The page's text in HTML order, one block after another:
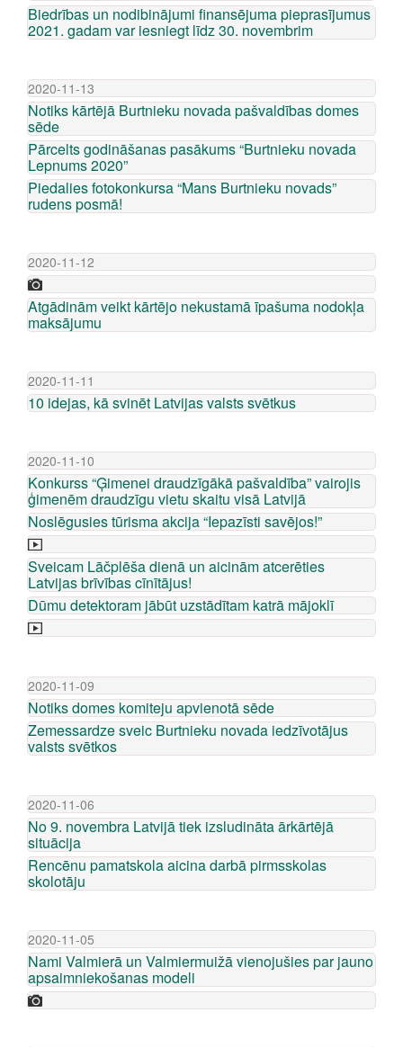
Biedrības un nodibinājumi finansējuma pieprasījumus
2021. gadam var iesniegt līdz 30. novembrim
2020-11-13
Notiks kārtējā Burtnieku novada pašvaldības domes
sēde
Pārcelts godināšanas pasākums “Burtnieku novada
Lepnums 2020”
Piedalies fotokonkursa “Mans Burtnieku novads”
rudens posmā!
2020-11-12
Atgādinām veikt kārtējo nekustamā īpašuma nodokļa
maksājumu
2020-11-11
10 idejas, kā svinēt Latvijas valsts svētkus
2020-11-10
Konkurss “Ģimenei draudzīgākā pašvaldība” vairojis
ģimenēm draudzīgu vietu skaitu visā Latvijā
Noslēgusies tūrisma akcija “Iepazīsti savējos!”
Sveicam Lāčplēša dienā un aicinām atcerēties
Latvijas brīvības cīnītājus!
Dūmu detektoram jābūt uzstādītam katrā mājoklī
2020-11-09
Notiks domes komiteju apvienotā sēde
Zemessardze sveic Burtnieku novada iedzīvotājus
valsts svētkos
2020-11-06
No 9. novembra Latvijā tiek izsludināta ārkārtējā
situācija
Rencēnu pamatskola aicina darbā pirmsskolas
skolotāju
2020-11-05
Nami Valmierā un Valmiermuižā vienojušies par jauno
apsaimniekošanas modeli